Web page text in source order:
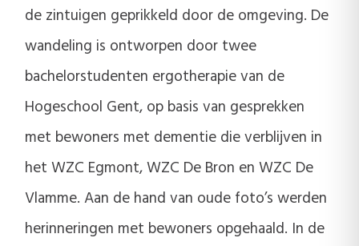
de zintuigen geprikkeld door de omgeving. De
wandeling is ontworpen door twee
bachelorstudenten ergotherapie van de
Hogeschool Gent, op basis van gesprekken
met bewoners met dementie die verblijven in
het WZC Egmont, WZC De Bron en WZC De
Vlamme. Aan de hand van oude foto’s werden
herinneringen met bewoners opgehaald. In de